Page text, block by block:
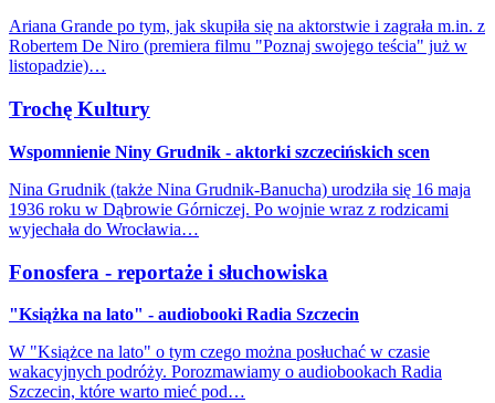
Ariana Grande po tym, jak skupiła się na aktorstwie i zagrała m.in. z
Robertem De Niro (premiera filmu "Poznaj swojego teścia" już w
listopadzie)…
Trochę Kultury
Wspomnienie Niny Grudnik - aktorki szczecińskich scen
Nina Grudnik (także Nina Grudnik-Banucha) urodziła się 16 maja
1936 roku w Dąbrowie Górniczej. Po wojnie wraz z rodzicami
wyjechała do Wrocławia…
Fonosfera - reportaże i słuchowiska
"Książka na lato" - audiobooki Radia Szczecin
W "Książce na lato" o tym czego można posłuchać w czasie
wakacyjnych podróży. Porozmawiamy o audiobookach Radia
Szczecin, które warto mieć pod…